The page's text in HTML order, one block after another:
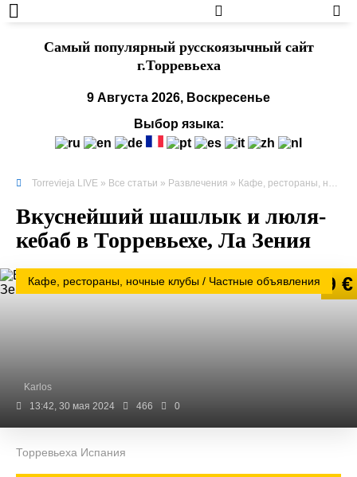
Cамый популярный русскоязычный сайт
г.Торревьеха
9 Августа 2026, Воскресенье
Выбор языка:
Torrevieja LIVE » Все статьи » Развлечения » Кафе, рестораны, ночные клубы
Вкуснейший шашлык и люля-
кебаб в Торревьехе, Ла Зения
9 €
Кафе, рестораны, ночные клубы / Частные объявления
Karlos
13:42, 30 мая 2024
466 0
Торревьеха Испания